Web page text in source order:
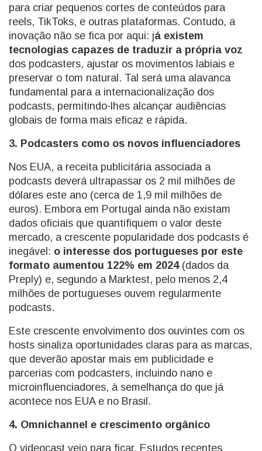
para criar pequenos cortes de conteúdos para
reels, TikToks, e outras plataformas. Contudo, a
inovação não se fica por aqui: já existem
tecnologias capazes de traduzir a própria voz
dos podcasters, ajustar os movimentos labiais e
preservar o tom natural. Tal será uma alavanca
fundamental para a internacionalização dos
podcasts, permitindo-lhes alcançar audiências
globais de forma mais eficaz e rápida.
3. Podcasters como os novos influenciadores
Nos EUA, a receita publicitária associada a
podcasts deverá ultrapassar os 2 mil milhões de
dólares este ano (cerca de 1,9 mil milhões de
euros). Embora em Portugal ainda não existam
dados oficiais que quantifiquem o valor deste
mercado, a crescente popularidade dos podcasts é
inegável: o interesse dos portugueses por este
formato aumentou 122% em 2024(dados da
Preply) e, segundo a Marktest, pelo menos 2,4
milhões de portugueses ouvem regularmente
podcasts.
Este crescente envolvimento dos ouvintes com os
hosts sinaliza oportunidades claras para as marcas,
que deverão apostar mais em publicidade e
parcerias com podcasters, incluindo nano e
microinfluenciadores, à semelhança do que já
acontece nos EUA e no Brasil.
4. Omnichannel e crescimento orgânico
O videocast veio para ficar. Estudos recentes